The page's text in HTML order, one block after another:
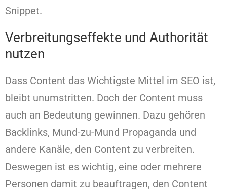
Snippet.
Verbreitungseffekte und Authorität
nutzen
Dass Content das Wichtigste Mittel im SEO ist,
bleibt unumstritten. Doch der Content muss
auch an Bedeutung gewinnen. Dazu gehören
Backlinks, Mund-zu-Mund Propaganda und
andere Kanäle, den Content zu verbreiten.
Deswegen ist es wichtig, eine oder mehrere
Personen damit zu beauftragen, den Content